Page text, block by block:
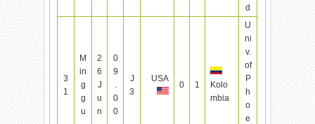
d
3
1
M
in
g
g
u
2
6
J
u
n
0
9
.
0
0
J
3
USA
0 1
Kolo
mbia
U
ni
v.
of
P
h
o
e